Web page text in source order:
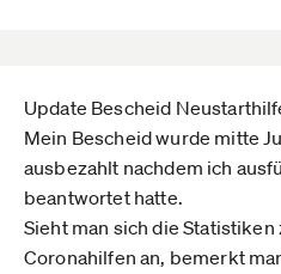
Update Bescheid
Mein Bescheid wurde mitte
ausbezahlt nachdem ich
beantwortet hatte.
Sieht man sich die
Coronahilfen an, bemerkt